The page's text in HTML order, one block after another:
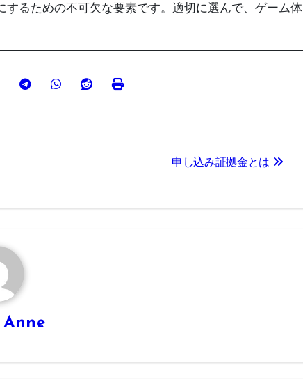
るための不可欠な要素です。適切に選んで、ゲーム体
申し込み証拠金とは
Anne